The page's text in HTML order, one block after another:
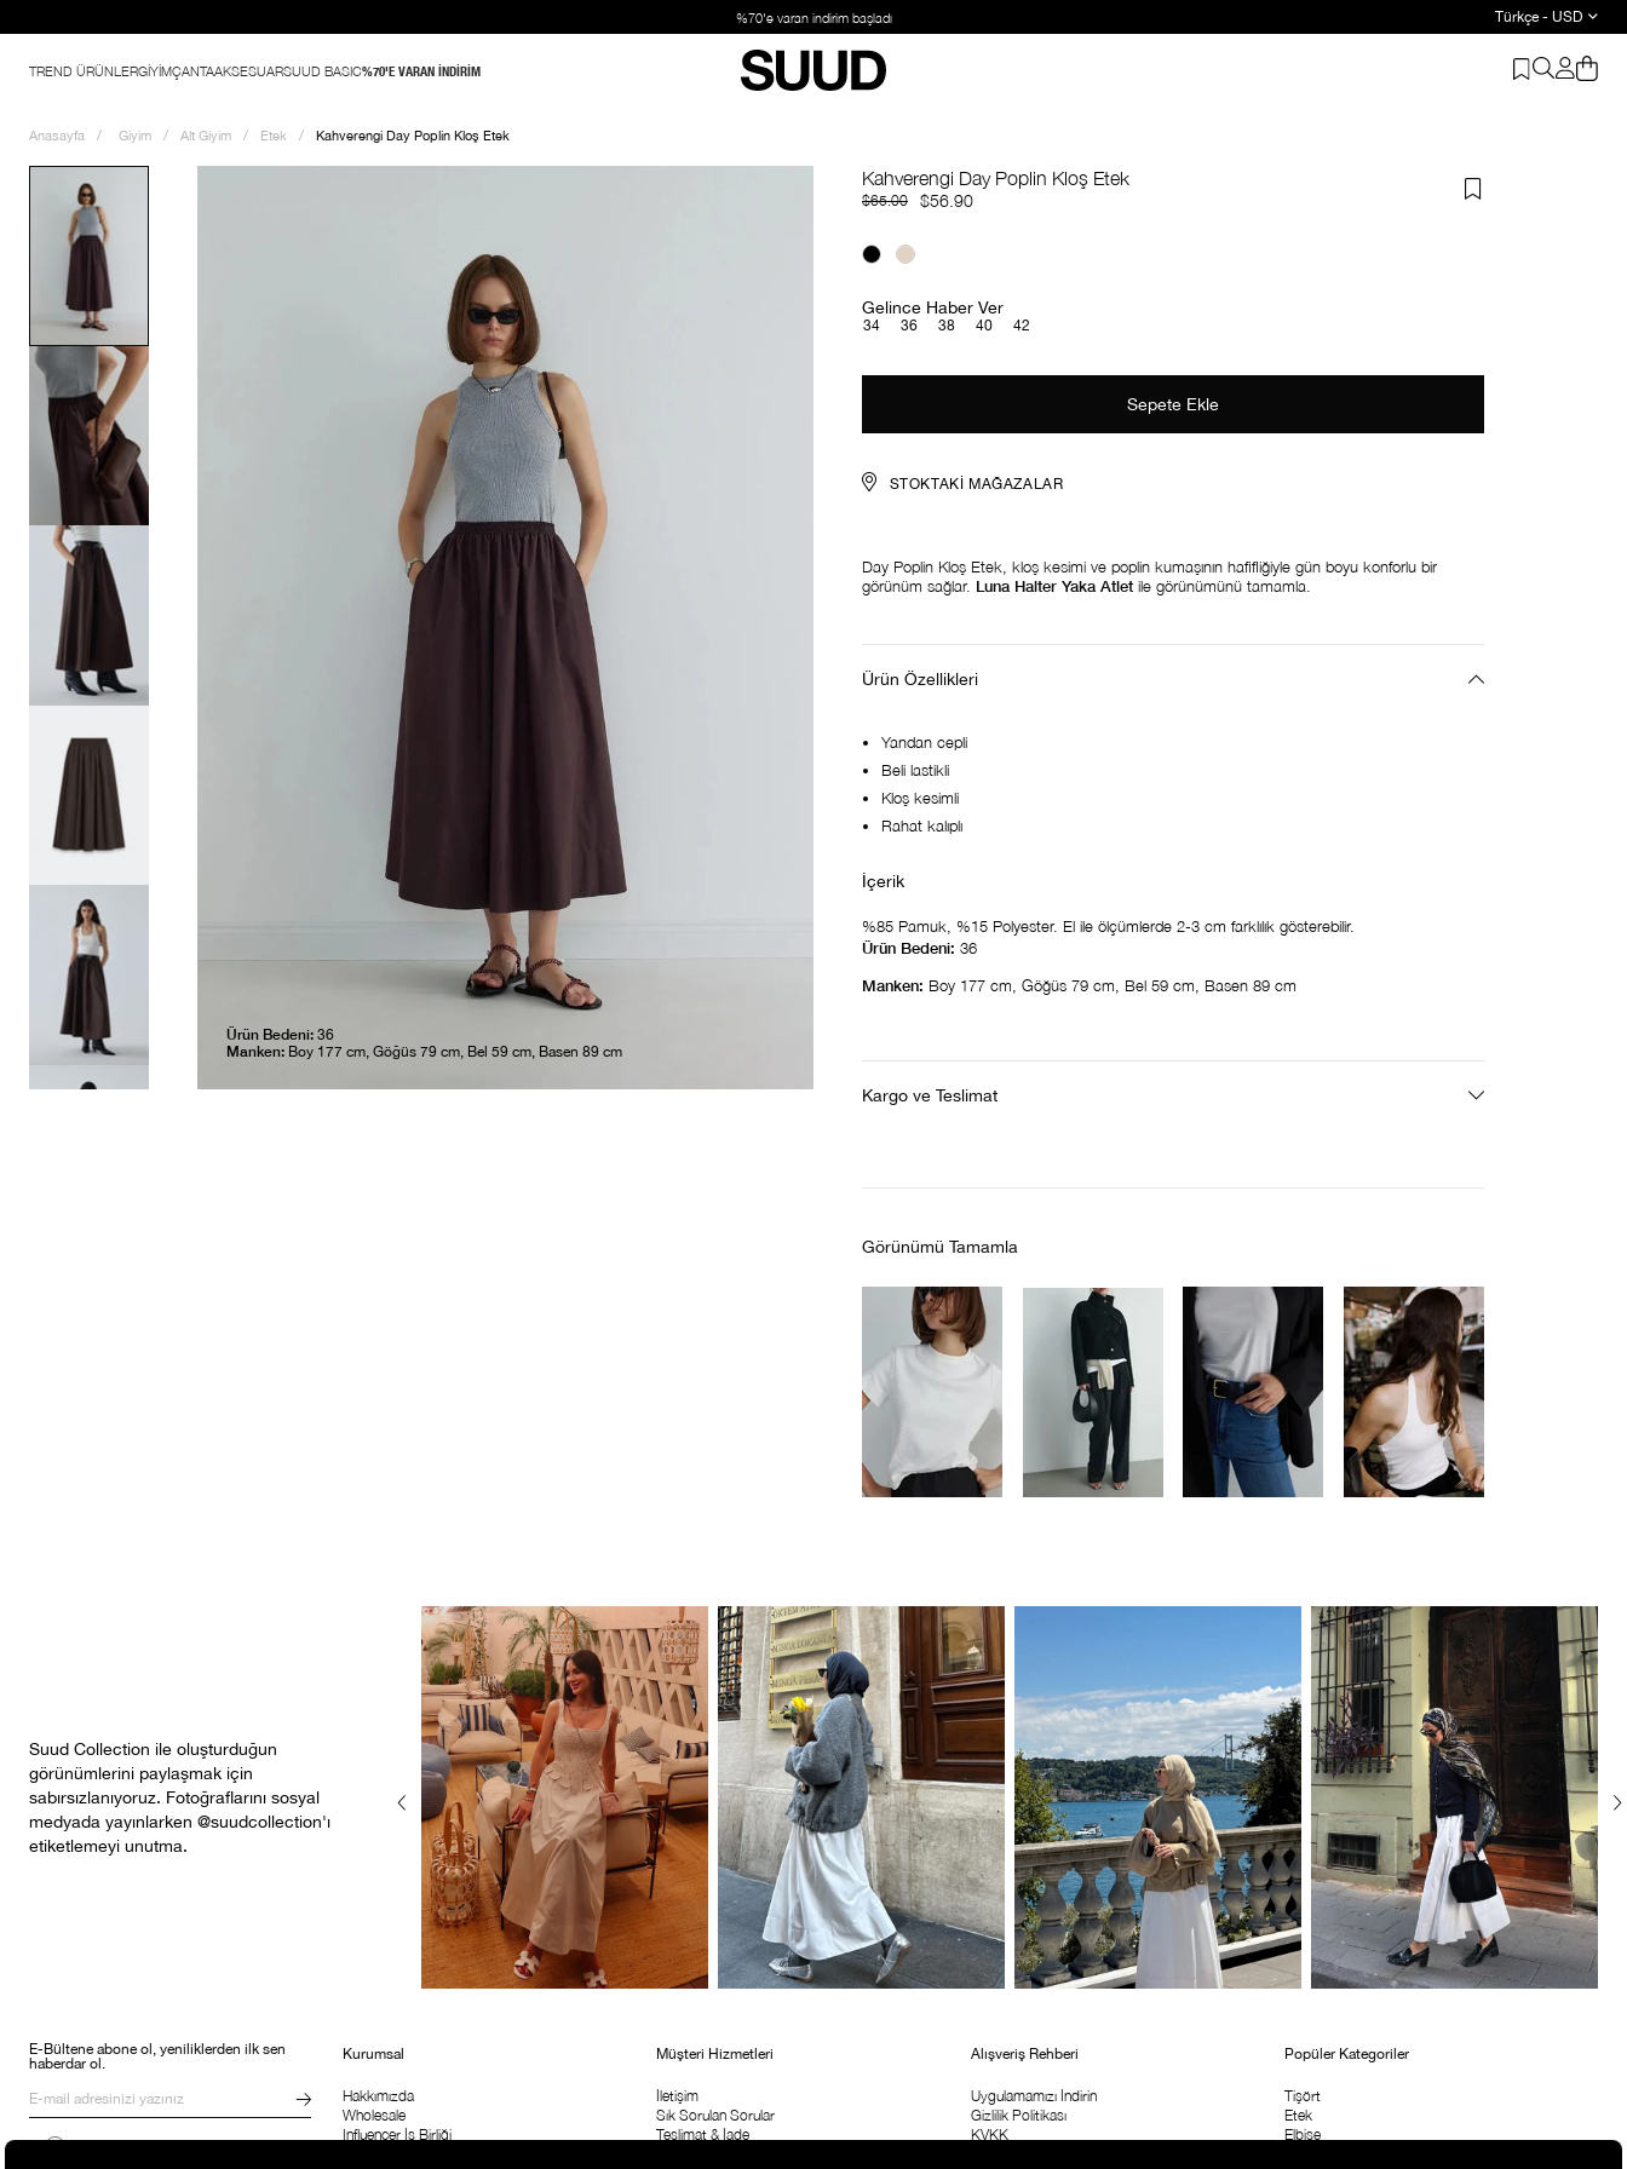
Türkçe - USD
TREND ÜRÜNLERGİYİMÇANTAAKSESUARSUUD BASIC%70'E VARAN İNDİRİM
Anasayfa Giyim Alt Giyim Etek Kahverengi Day Poplin Kloş Etek
Ürün Bedeni: 36
Manken: Boy 177 cm, Göğüs 79 cm, Bel 59 cm, Basen 89 cm
Kahverengi Day Poplin Kloş Etek
$65.00 $56.90
Gelince Haber Ver
34 36 38 40 42
STOKTAKI MAĞAZALAR
Day Poplin Kloş Etek, kloş kesimi ve poplin kumaşının hafifliğiyle gün boyu konforlu bir
görünüm sağlar. Luna Halter Yaka Atlet ile görünümünü tamamla.
Ürün Özellikleri
Yandan cepli
Beli lastikli
Kloş kesimli
Rahat kalıplı
%85 Pamuk, %15 Polyester. El ile ölçümlerde 2-3 cm farklılık gösterebilir.
Ürün Bedeni: 36
Manken: Boy 177 cm, Göğüs 79 cm, Bel 59 cm, Basen 89 cm
Kargo ve Teslimat
Görünümü Tamamla
Suud Collection ile oluşturduğun
görünümlerini paylaşmak için
sabırsızlanıyoruz. Fotoğraflarını sosyal
medyada yayınlarken @suudcollection'ı
etiketlemeyi unutma.
E-Bültene abone ol, yeniliklerden ilk sen
haberdar ol.
Kampanyalar, ürünler ve değişiklikler
Kurumsal
Hakkımızda
Wholesale
Influencer İş Birliği
Müşteri Hizmetleri
İletişim
Sık Sorulan Sorular
Teslimat & İade
Alışveriş Rehberi
Uygulamamızı İndirin
Gizlilik Politikası
KVKK
Popüler Kategoriler
Tişört
Etek
Elbise